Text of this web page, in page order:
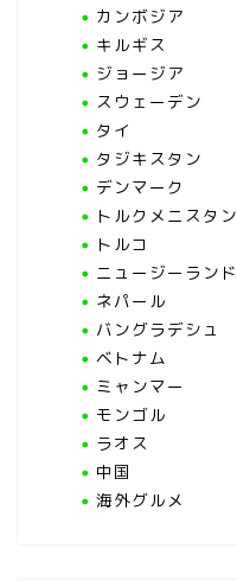
カンボジア
キルギス
ジョージア
スウェーデン
タイ
タジキスタン
デンマーク
トルクメニスタン
トルコ
ニュージーランド
ネパール
バングラデシュ
ベトナム
ミャンマー
モンゴル
ラオス
中国
海外グルメ